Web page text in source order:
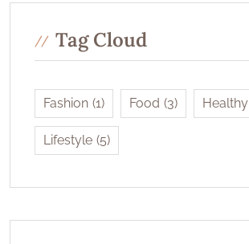
Tag Cloud
Fashion (1) Food (3) Healthy
Lifestyle (5)